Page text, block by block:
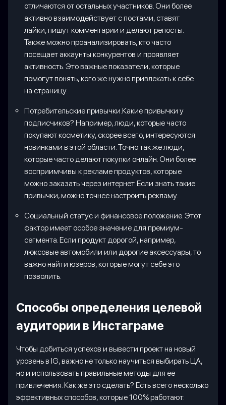
отличаются от остальных участников. Они более
активно взаимодействует с постами, ставят
лайки, пишут комментарии и делают репосты.
Также можно проанализировать, кто часто
посещает аккаунты конкурентов и проявляет
активность. Это важные показатели, которые
помогут понять, кого же нужно привлекать к себе
на страницу.
Потребительские привычки.Какие привычки у
подписчиков? Например, люди, которые часто
покупают косметику, скорее всего, интересуются
новинками в этой области. Точно так же люди,
которые часто делают покупки онлайн. Они более
восприимчивы к рекламе продуктов, которые
можно заказать через интернет. Если знать такие
привычки, можно точнее настроить рекламу.
Социальный статус и финансовое положение. Этот
фактор имеет особое значение для премиум-
сегмента. Если продукт дорогой, например,
люксовые автомобили или дорогие аксессуары, то
важно найти юзеров, которые могут себе это
позволить.
Способы определения целевой
аудитории в Инстаграме
Чтобы добиться успехов и вывести проект на новый
уровень в IG, важно не только научиться выбирать ЦА,
но и использовать правильные методы для ее
привлечения. Как же это сделать? Есть всего несколько
эффективных способов, которые 100% работают: